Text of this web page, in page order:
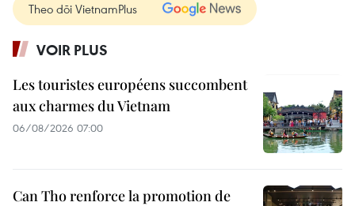
Theo dõi VietnamPlus
VOIR PLUS
Les touristes européens succombent
aux charmes du Vietnam
06/08/2026 07:00
Can Tho renforce la promotion de